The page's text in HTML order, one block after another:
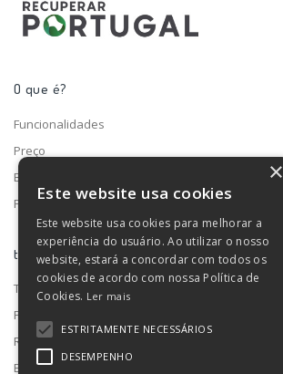
O que é?
Funcionalidades
Preço
Blog
Fale connosco
turno ®
Termos e condições
Privacidade de dados
RGPD
Estado do serviço
×
Este website usa cookies
Este website usa cookies para melhorar a
experiência do usuário. Ao utilizar o nosso
website, estará a concordar com todos os
cookies de acordo com nossa Política de
Cookies. Ler mais
ESTRITAMENTE NECESSÁRIOS
DESEMPENHO